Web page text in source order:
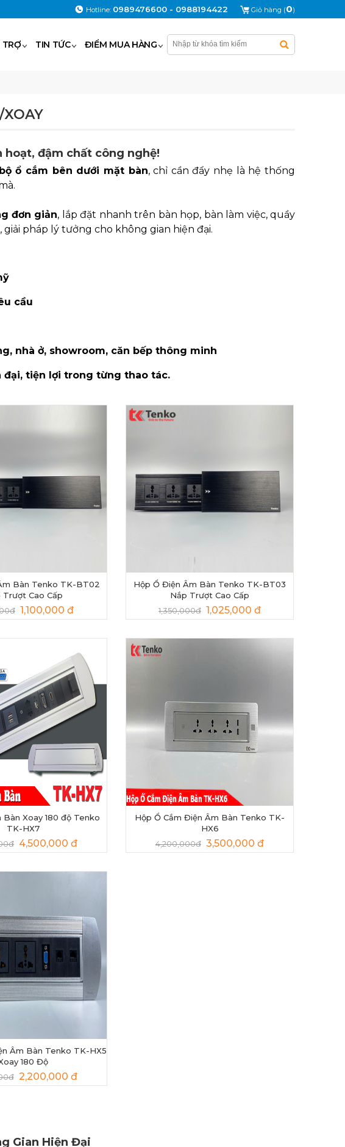
TRỢ TIN TỨC ĐIỂM MUA HÀNG
hoạt, đậm chất công nghệ!
ổ cắm bên dưới mặt bàn, chỉ cần đẩy nhẹ là hệ thống
đơn giản, lắp đặt nhanh trên bàn họp, bàn làm việc, quầy
giải pháp lý tưởng cho không gian hiện đại.
cầu
nhà ở, showroom, căn bếp thông minh
đại, tiện lợi trong từng thao tác.
Bàn Tenko TK-BT02
Trượt Cao Cấp
1,100,000 đ
Hộp Ổ Điện Âm Bàn Tenko TK-BT03
Nắp Trượt Cao Cấp
1,350,000đ 1,025,000 đ
Xoay 180 độ Tenko
TK-HX7
4,500,000 đ
Hộp Ổ Cắm Điện Âm Bàn Tenko TK-
HX6
4,200,000đ 3,500,000 đ
Âm Bàn Tenko TK-HX5
180 Độ
2,200,000 đ
Gian Hiện Đại
Giỏ hàng (0)
Hotline: 0989476600 - 0988194422